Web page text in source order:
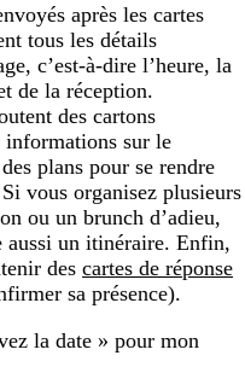
après les cartes
tous les détails
c’est-à-dire l’heure, la
de la réception.
des cartons
informations sur le
plans pour se rendre
vous organisez plusieurs
ou un brunch d’adieu,
un itinéraire. Enfin,
des cartes de réponse
sa présence).
la date » pour mon